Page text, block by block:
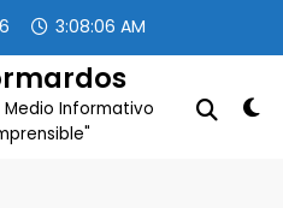
3:08:06 AM
Medio Informativo